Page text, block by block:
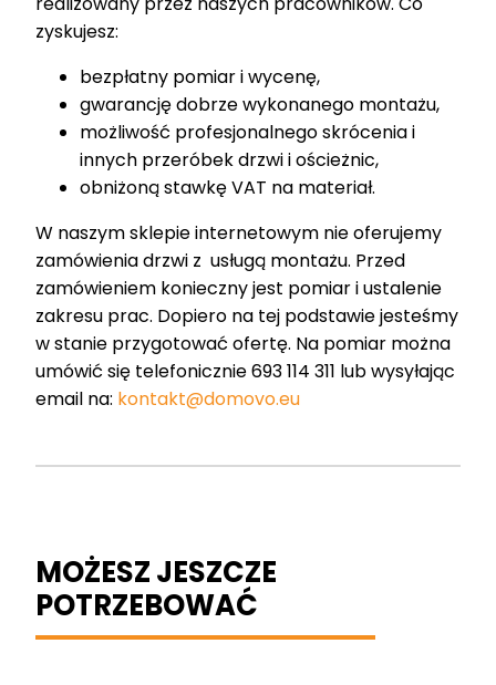
zyskujesz:
bezpłatny pomiar i wycenę,
gwarancję dobrze wykonanego montażu,
możliwość profesjonalnego skrócenia i
innych przeróbek drzwi i ościeżnic,
obniżoną stawkę VAT na materiał.
W naszym sklepie internetowym nie oferujemy
zamówienia drzwi z usługą montażu. Przed
zamówieniem konieczny jest pomiar i ustalenie
zakresu prac. Dopiero na tej podstawie jesteśmy
w stanie przygotować ofertę. Na pomiar można
umówić się telefonicznie 693 114 311 lub wysyłając
email na: kontakt@domovo.eu
MOŻESZ JESZCZE
POTRZEBOWAĆ